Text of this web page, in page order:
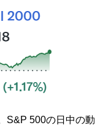
S&P 500の日中の動